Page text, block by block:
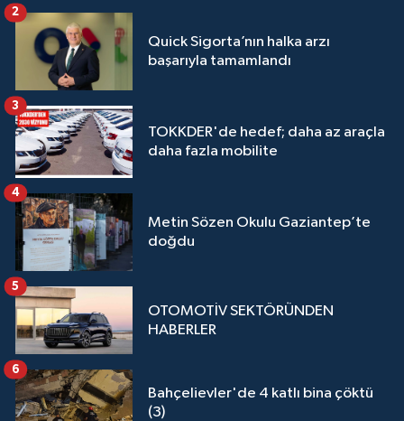
Quick Sigorta’nın halka arzı
başarıyla tamamlandı
2
TOKKDER'de hedef; daha az araçla
daha fazla mobilite
3
Metin Sözen Okulu Gaziantep’te
doğdu
4
OTOMOTİV SEKTÖRÜNDEN
HABERLER
5
Bahçelievler'de 4 katlı bina çöktü
(3)
6